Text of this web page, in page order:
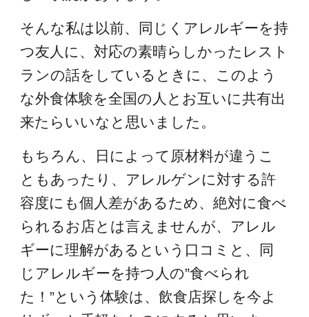
そんな私は以前、同じくアレルギーを持
つ友人に、対応の素晴らしかったレスト
ランの話をしているときに、このよう
な外食体験を全国の人とお互いに共有出
来たらいいなと思いました。
もちろん、日によって原材料が違うこ
ともあったり、アレルゲンに対する許
容度にも個人差があるため、絶対に食べ
られるお店とは言えませんが、アレル
ギーに理解があるという口コミと、同
じアレルギーを持つ人の”食べられ
た！”という体験は、飲食店探しを今よ